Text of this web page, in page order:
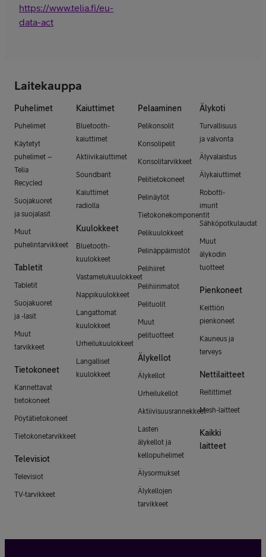
https://www.telia.fi/eu-
data-act
Laitekauppa
Puhelimet
Puhelimet
Käytetyt
puhelimet –
Telia
Recycled
Suojakuoret
ja suojalasit
Muut
puhelintarvikkeet
Tabletit
Tabletit
Suojakuoret
ja -lasit
Muut
tarvikkeet
Tietokoneet
Kannettavat
tietokoneet
Pöytätietokoneet
Tietokonetarvikkeet
Televisiot
Televisiot
TV-tarvikkeet
Kaiuttimet
Bluetooth-
kaiuttimet
Aktiivikaiuttimet
Soundbarit
Kaiuttimet
radiolla
Kuulokkeet
Bluetooth-
kuulokkeet
Vastamelukuulokkeet
Nappikuulokkeet
Langattomat
kuulokkeet
Urheilukuulokkeet
Langalliset
kuulokkeet
Pelaaminen
Pelikonsolit
Konsolipelit
Konsolitarvikkeet
Pelitietokoneet
Pelinäytöt
Tietokonekomponentit
Pelikuulokkeet
Pelinäppäimistöt
Pelihiiret
Pelihiirimatot
Pelituolit
Muut
pelituotteet
Älykellot
Älykellot
Urheilukellot
Aktiivisuusrannekkeet
Lasten
älykellot ja
kellopuhelimet
Älysormukset
Älykellojen
tarvikkeet
Älykoti
Turvallisuus
ja valvonta
Älyvalaistus
Älykaiuttimet
Robotti-
imurit
Sähköpotkulaudat
Muut
älykodin
tuotteet
Pienkoneet
Keittiön
pienkoneet
Kauneus ja
terveys
Nettilaitteet
Reitittimet
Mesh-laitteet
Kaikki
laitteet